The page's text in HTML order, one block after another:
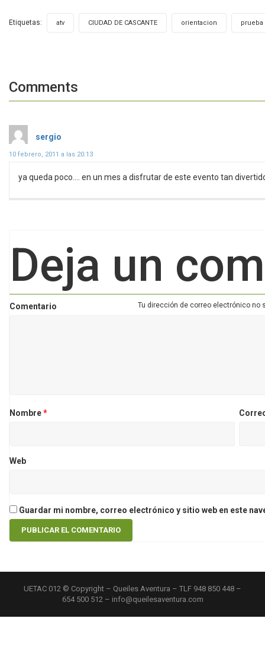
Etiquetas: atv CIUDAD DE CASCANTE orientacion prueba
Comments
sergio
10 febrero, 2011 a las 20:13
ya queda poco…. en un mes a disfrutar de este evento tan
Deja un
Tu dirección de correo electrónico no
Comentario
Nombre*
Web
Guardar mi nombre, correo electrónico y sitio web en este
UETAC 012 © Copyright – Queiles Aventura – TLF 948 850 448 –
654 500 512 – info@queilesaventura.com